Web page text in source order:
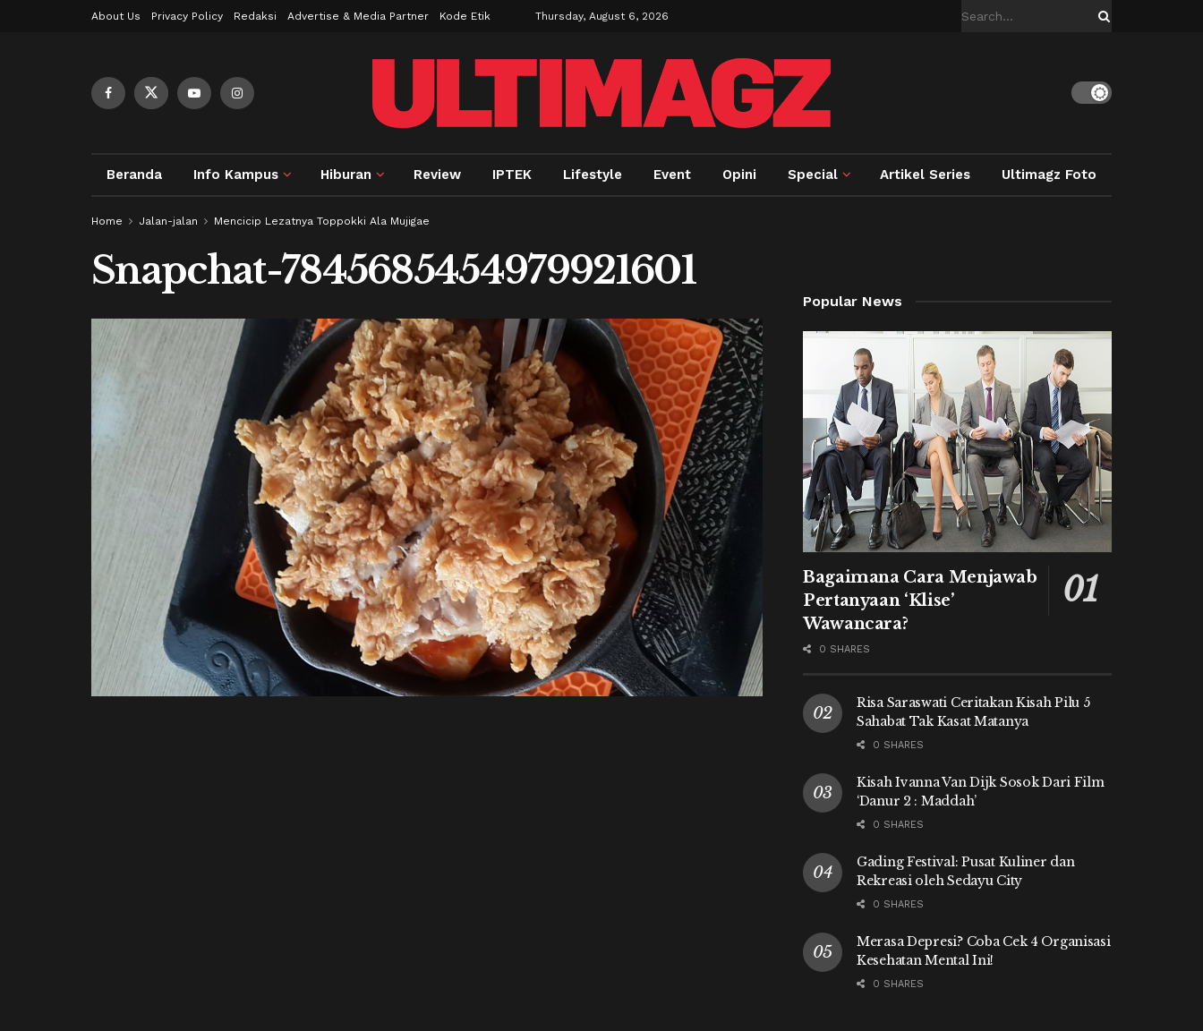
About Us Privacy Policy Redaksi Advertise & Media Partner Kode Etik Thursday, August 6, 2026
Beranda Info Kampus Hiburan Review IPTEK Lifestyle Event Opini Special Artikel Series Ultimagz Foto
Home Jalan-jalan Mencicip Lezatnya Toppokki Ala Mujigae
Snapchat-7845685454979921601
Popular News
Bagaimana Cara Menjawab
Pertanyaan ‘Klise’
Wawancara?
0 SHARES
Risa Saraswati Ceritakan Kisah Pilu 5
Sahabat Tak Kasat Matanya
0 SHARES
Kisah Ivanna Van Dijk Sosok Dari Film
‘Danur 2 : Maddah’
0 SHARES
Gading Festival: Pusat Kuliner dan
Rekreasi oleh Sedayu City
0 SHARES
Merasa Depresi? Coba Cek 4 Organisasi
Kesehatan Mental Ini!
0 SHARES